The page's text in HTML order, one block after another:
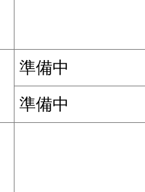
準備中
準備中